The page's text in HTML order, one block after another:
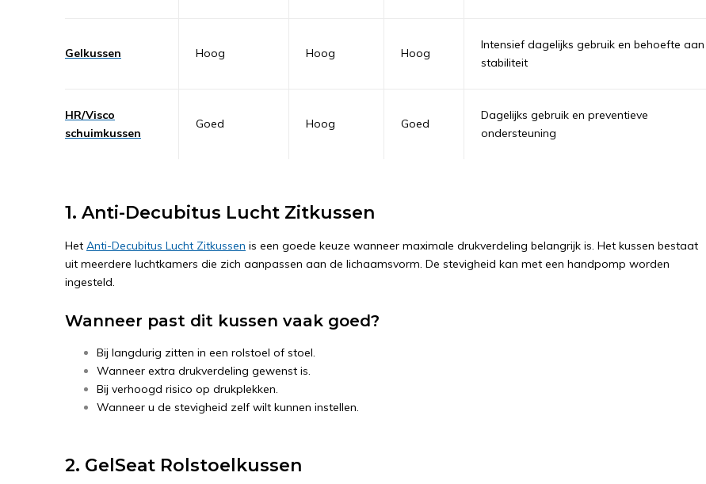
Gelkussen Hoog Hoog Hoog
Intensief dagelijks gebruik en behoefte aan
stabiliteit
HR/Visco
schuimkussen
Goed Hoog Goed
Dagelijks gebruik en preventieve
ondersteuning
1. Anti-Decubitus Lucht Zitkussen
Het Anti-Decubitus Lucht Zitkussen is een goede keuze wanneer maximale drukverdeling belangrijk is. Het kussen bestaat
uit meerdere luchtkamers die zich aanpassen aan de lichaamsvorm. De stevigheid kan met een handpomp worden
ingesteld.
Wanneer past dit kussen vaak goed?
Bij langdurig zitten in een rolstoel of stoel.
Wanneer extra drukverdeling gewenst is.
Bij verhoogd risico op drukplekken.
Wanneer u de stevigheid zelf wilt kunnen instellen.
2. GelSeat Rolstoelkussen